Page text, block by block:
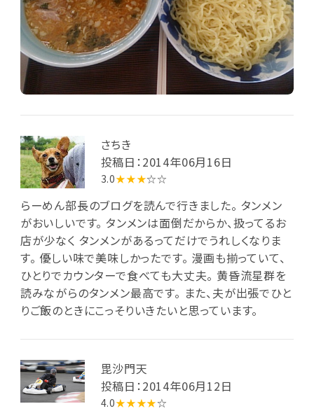
さちき
投稿日：2014年06月16日
3.0★★★☆☆
らーめん部長のブログを読んで行きました。 タンメン
がおいしいです。 タンメンは面倒だからか、扱ってるお
店が少なく タンメンがあるってだけでうれしくなりま
す。 優しい味で美味しかったです。 漫画も揃っていて、
ひとりでカウンターで食べても大丈夫。 黄昏流星群を
読みながらのタンメン最高です。 また、夫が出張でひと
りご飯のときにこっそりいきたいと思っています。
毘沙門天
投稿日：2014年06月12日
4.0★★★★☆